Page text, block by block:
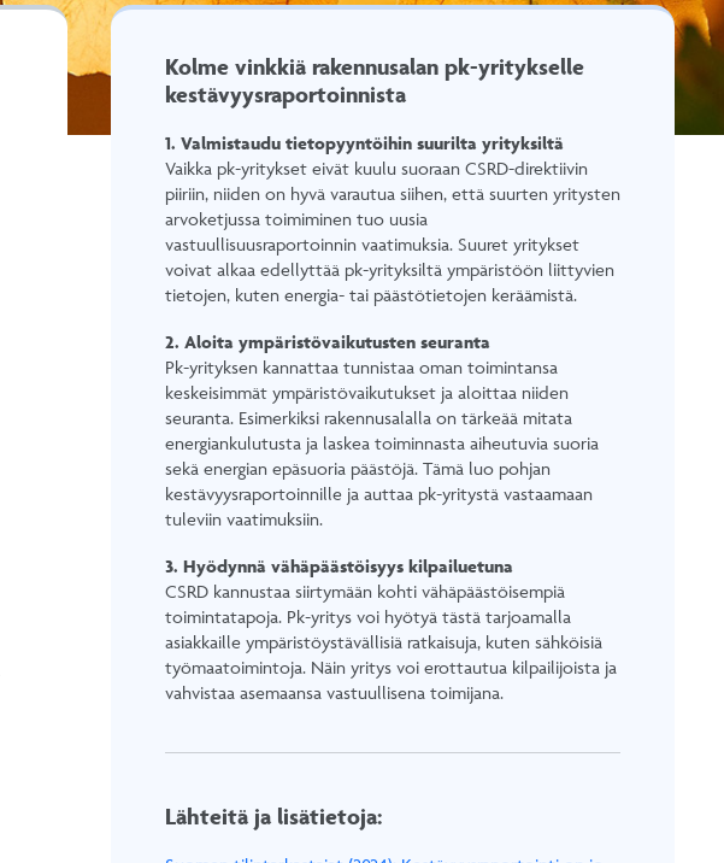
Kolme vinkkiä rakennusalan pk-yritykselle
kestävyysraportoinnista
1. Valmistaudu tietopyyntöihin suurilta yrityksiltä
Vaikka pk-yritykset eivät kuulu suoraan CSRD-direktiivin
piiriin, niiden on hyvä varautua siihen, että suurten yritysten
arvoketjussa toimiminen tuo uusia
vastuullisuusraportoinnin vaatimuksia. Suuret yritykset
voivat alkaa edellyttää pk-yrityksiltä ympäristöön liittyvien
tietojen, kuten energia- tai päästötietojen keräämistä.
2. Aloita ympäristövaikutusten seuranta
Pk-yrityksen kannattaa tunnistaa oman toimintansa
keskeisimmät ympäristövaikutukset ja aloittaa niiden
seuranta. Esimerkiksi rakennusalalla on tärkeää mitata
energiankulutusta ja laskea toiminnasta aiheutuvia suoria
sekä energian epäsuoria päästöjä. Tämä luo pohjan
kestävyysraportoinnille ja auttaa pk-yritystä vastaamaan
tuleviin vaatimuksiin.
3. Hyödynnä vähäpäästöisyys kilpailuetuna
CSRD kannustaa siirtymään kohti vähäpäästöisempiä
toimintatapoja. Pk-yritys voi hyötyä tästä tarjoamalla
asiakkaille ympäristöystävällisiä ratkaisuja, kuten sähköisiä
työmaatoimintoja. Näin yritys voi erottautua kilpailijoista ja
vahvistaa asemaansa vastuullisena toimijana.
Lähteitä ja lisätietoja: